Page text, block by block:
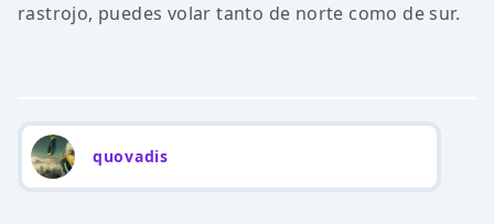
rastrojo, puedes volar tanto de norte como de sur.
quovadis